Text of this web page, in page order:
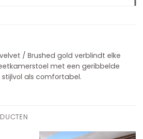
/ Brushed gold verblindt elke
met een geribbelde
als comfortabel.